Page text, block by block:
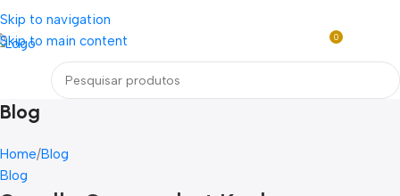
Skip to navigation
Skip to main content
Loja mundial online de Obras de Arte Exclusivas
0
Blog
Home Blog
Blog